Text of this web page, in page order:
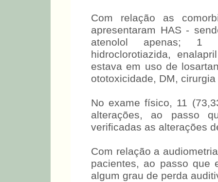
Com relação as
apresentaram HAS -
atenolol apenas; 1
hidroclorotiazida,
estava em uso de
ototoxicidade, DM,
No exame físico, 11
alterações, ao passo
verificadas as alterações
Com relação a
pacientes, ao passo que
algum grau de perda